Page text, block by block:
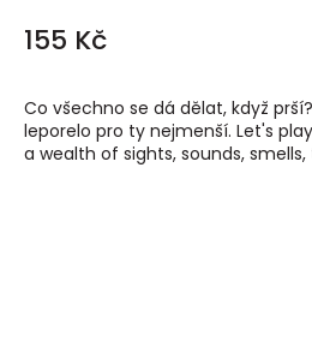
155 Kč
Co všechno se dá dělat, když
leporelo pro ty nejmenší. Let's
a wealth of sights, sounds,